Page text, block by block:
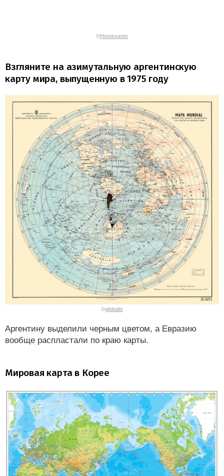
©Homesanto
Взгляните на азимутальную аргентинскую
карту мира, выпущенную в 1975 году
©globalis
Аргентину выделили черным цветом, а Евразию
вообще распластали по краю карты.
Мировая карта в Корее